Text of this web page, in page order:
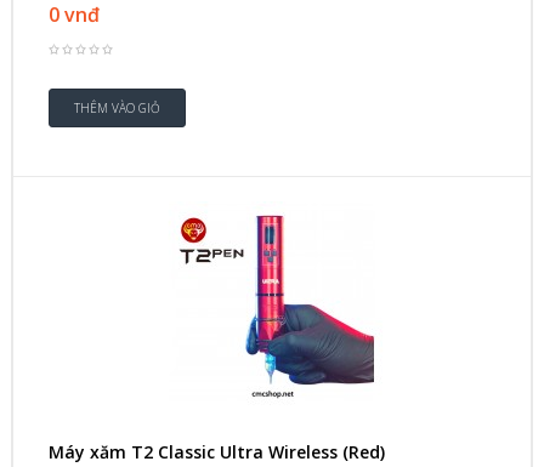
0 vnđ
Máy xăm T2 Classic Ultra Wireless (Red)